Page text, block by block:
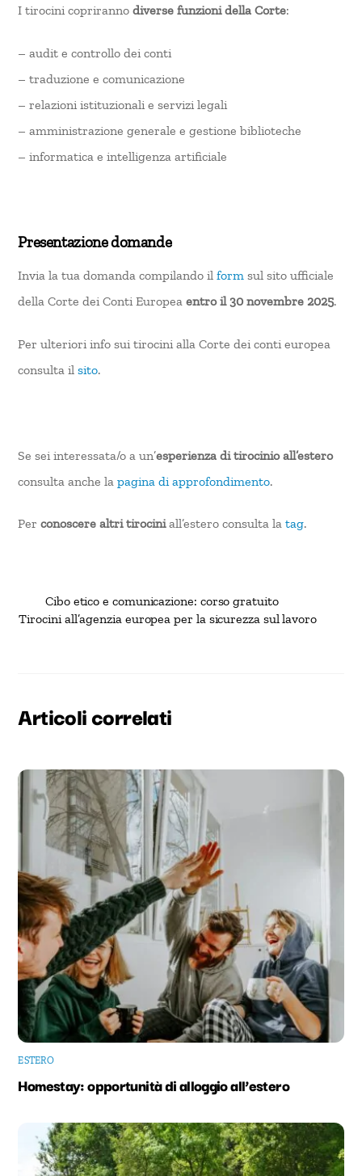
I tirocini coprirannodiverse funzioni della Corte:
– audit e controllo dei conti
– traduzione e comunicazione
– relazioni istituzionali e servizi legali
– amministrazione generale e gestione biblioteche
– informatica e intelligenza artificiale
Presentazione domande
Invia la tua domanda compilando ilform sul sito ufficiale
della Corte dei Conti Europeaentro il 30 novembre 2025.
Per ulteriori info sui tirocini alla Corte dei conti europea
consulta ilsito.
Se sei interessata/o a un’esperienza di tirocinio all’estero
consulta anche lapagina di approfondimento.
Perconoscere altri tirociniall’estero consulta latag.
Cibo etico e comunicazione: corso gratuito
Tirocini all’agenzia europea per la sicurezza sul lavoro
ESTERO
Homestay: opportunità di alloggio all’estero